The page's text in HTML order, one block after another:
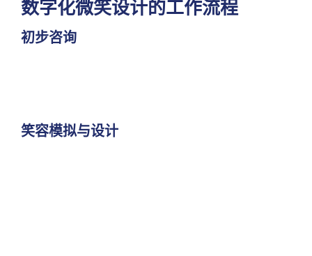
数字化微笑设计的工作流程
初步咨询
笑容模拟与设计